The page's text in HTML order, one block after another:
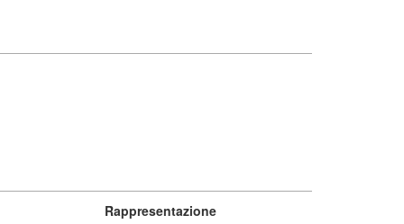
Rappresentazione